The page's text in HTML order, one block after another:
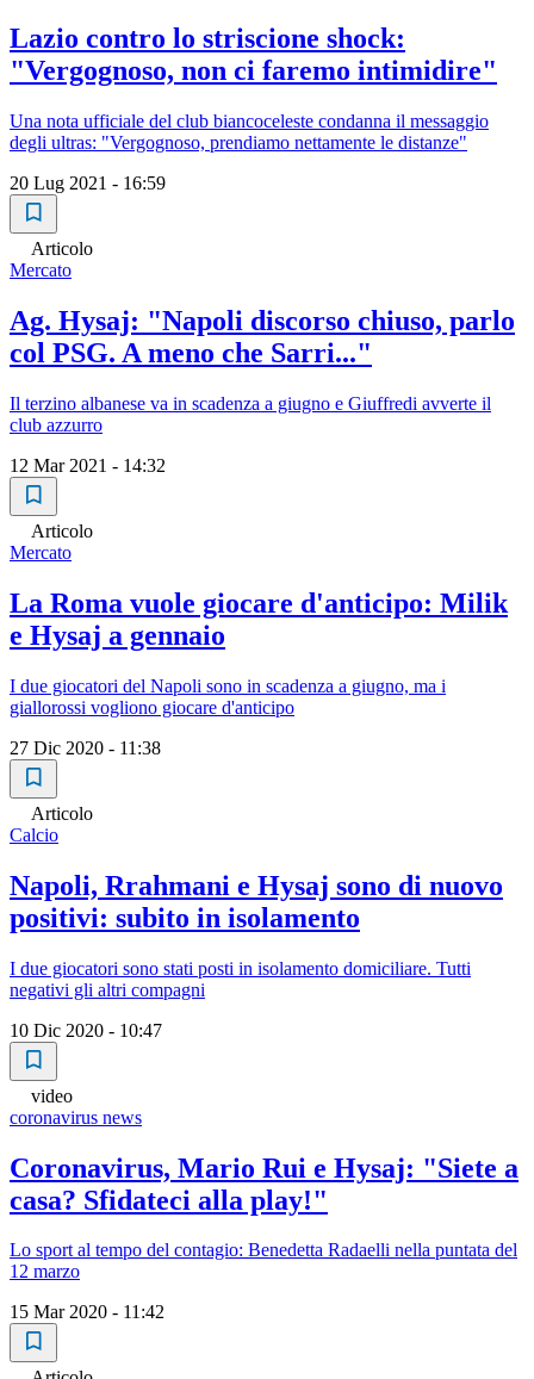
Lazio contro lo striscione shock:
"Vergognoso, non ci faremo intimidire"
Una nota ufficiale del club biancoceleste condanna il messaggio
degli ultras: "Vergognoso, prendiamo nettamente le distanze"
20 Lug 2021 - 16:59
Articolo
Mercato
Ag. Hysaj: "Napoli discorso chiuso, parlo
col PSG. A meno che Sarri..."
Il terzino albanese va in scadenza a giugno e Giuffredi avverte il
club azzurro
12 Mar 2021 - 14:32
Articolo
Mercato
La Roma vuole giocare d'anticipo: Milik
e Hysaj a gennaio
I due giocatori del Napoli sono in scadenza a giugno, ma i
giallorossi vogliono giocare d'anticipo
27 Dic 2020 - 11:38
Articolo
Calcio
Napoli, Rrahmani e Hysaj sono di nuovo
positivi: subito in isolamento
I due giocatori sono stati posti in isolamento domiciliare. Tutti
negativi gli altri compagni
10 Dic 2020 - 10:47
video
coronavirus news
Coronavirus, Mario Rui e Hysaj: "Siete a
casa? Sfidateci alla play!"
Lo sport al tempo del contagio: Benedetta Radaelli nella puntata del
12 marzo
15 Mar 2020 - 11:42